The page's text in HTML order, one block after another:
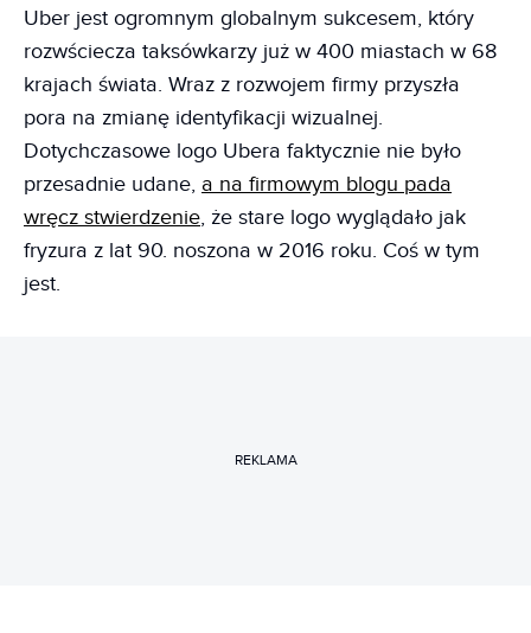
Uber jest ogromnym globalnym sukcesem, który
rozwściecza taksówkarzy już w 400 miastach w 68
krajach świata. Wraz z rozwojem firmy przyszła
pora na zmianę identyfikacji wizualnej.
Dotychczasowe logo Ubera faktycznie nie było
przesadnie udane, a na firmowym blogu pada
wręcz stwierdzenie, że stare logo wyglądało jak
fryzura z lat 90. noszona w 2016 roku. Coś w tym
jest.
REKLAMA